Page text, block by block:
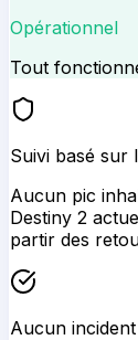
Opérationnel
Tout
Suivi basé sur
Aucun pic
Destiny 2
partir des
Aucun